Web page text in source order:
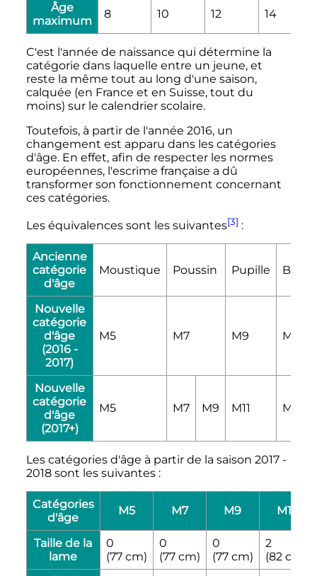
Âge
maximum
8 10 12 14
C'est l'année de naissance qui détermine la
catégorie dans laquelle entre un jeune, et
reste la même tout au long d'une saison,
calquée (en France et en Suisse, tout du
moins) sur le calendrier scolaire.
Toutefois, à partir de l'année 2016, un
changement est apparu dans les catégories
d'âge. En effet, afin de respecter les normes
européennes, l'escrime française a dû
transformer son fonctionnement concernant
ces catégories.
Les équivalences sont les suivantes[3] :
Ancienne
catégorie
d'âge
Moustique Poussin Pupille
Nouvelle
catégorie
d'âge
(2016 -
2017)
M5 M7 M9 M11
Nouvelle
catégorie
d'âge
(2017+)
M5 M7 M9 M11 M13
Les catégories d'âge à partir de la saison 2017 -
2018 sont les suivantes :
Catégories
d'âge
M5 M7 M9 M11
Taille de la
lame
0
(77 cm)
0
(77 cm)
0
(77 cm)
2
(82 cm